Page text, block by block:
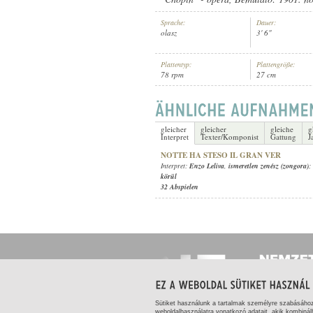
INTERPRET: GIACOMO
Sprache:
olasz
Dauer:
3' 6"
Plattentyp:
78 rpm
Plattengröße:
27 cm
gleicher
Interpret
gleicher
Texter/Komponist
gleiche
Gattung
NOTTE HA STESO IL GRAN VER
Interpret: Enzo Leliva, ismeretlen zenész (zongora);
körül
32 Abspielen
Sütiket használunk a tartalmak személyre
weboldalhasználatra vonatkozó adatait, akik